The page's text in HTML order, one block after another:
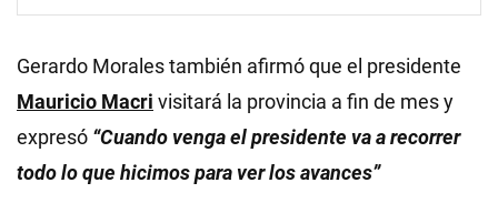
Gerardo Morales también afirmó que el presidente
Mauricio Macri visitará la provincia a fin de mes y
expresó “Cuando venga el presidente va a recorrer
todo lo que hicimos para ver los avances”